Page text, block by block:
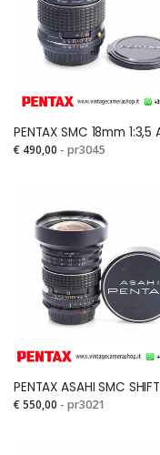
€ 490,00 - pr3045
€ 550,00 - pr3021